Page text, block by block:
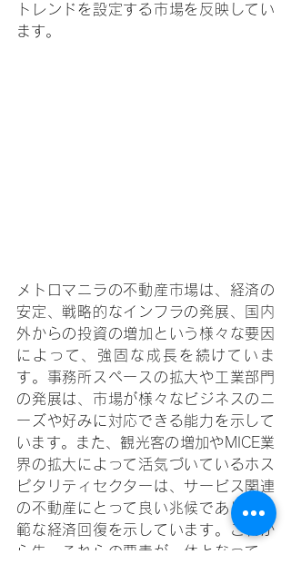
トレンドを設定する市場を反映してい
ます。
メトロマニラの不動産市場は、経済の
安定、戦略的なインフラの発展、国内
外からの投資の増加という様々な要因
によって、強固な成長を続けていま
す。事務所スペースの拡大や工業部門
の発展は、市場が様々なビジネスのニ
ーズや好みに対応できる能力を示して
います。また、観光客の増加やMICE業
界の拡大によって活気づいているホス
ピタリティセクターは、サービス関連
の不動産にとって良い兆候であり、広
範な経済回復を示しています。これか
ら先、これらの要素が一体となって、